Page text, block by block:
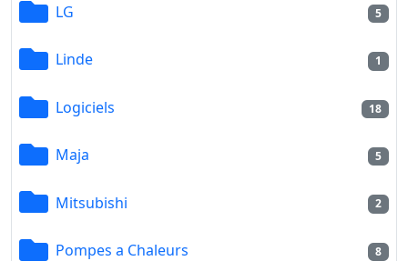
LG 5
Linde 1
Logiciels 18
Maja 5
Mitsubishi 2
Pompes a Chaleurs 8